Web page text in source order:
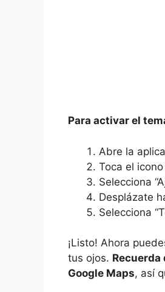
Para activar el
Abre la
Toca el
Selecciona
Desplázate
Selecciona
¡Listo! Ahora
tus ojos.
Google Maps, así